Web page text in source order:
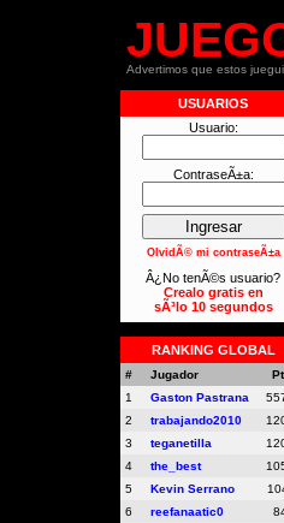
Advertimos que estos
USUARIOS
Usuario:
ContraseÃ±a:
OlvidÃ© mi contraseÃ±a
Â¿No tenÃ©s usuario?
Crealo gratis en
sÃ³lo 10 segundos
RANKING GLOBAL
# Jugador
1
Gaston Pastrana
2
trabajando2010
3
teganetilla
4
the_best
5
Kevin Serrano
6
reefanaatic0